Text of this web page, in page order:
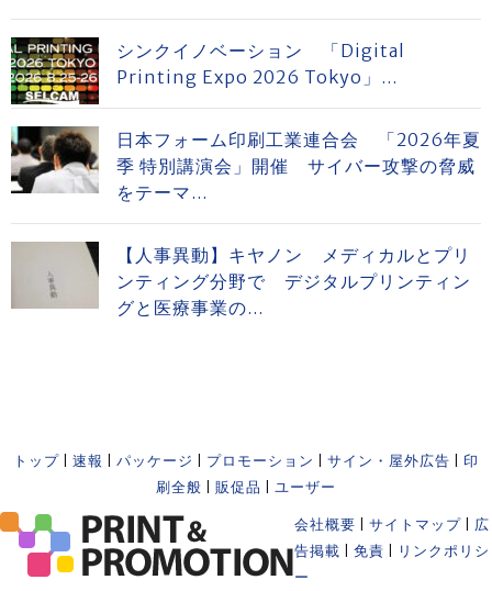
シンクイノベーション 「Digital
Printing Expo 2026 Tokyo」...
日本フォーム印刷工業連合会 「2026年夏
季 特別講演会」開催 サイバー攻撃の脅威
をテーマ...
【人事異動】キヤノン メディカルとプリ
ンティング分野で デジタルプリンティン
グと医療事業の...
トップ 速報 パッケージ プロモーション サイン・屋外広告
印
刷全般
販促品 ユーザー
会社概要 サイトマップ
広
告掲載
免責
リンクポリシ
ー